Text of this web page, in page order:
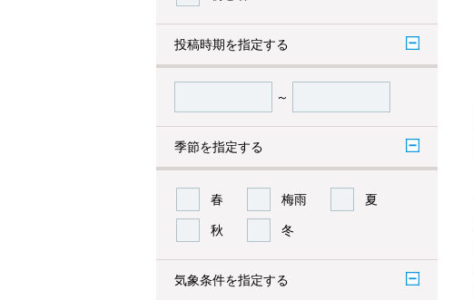
投稿時期を指定する
～
季節を指定する
春 梅雨 夏
秋 冬
気象条件を指定する